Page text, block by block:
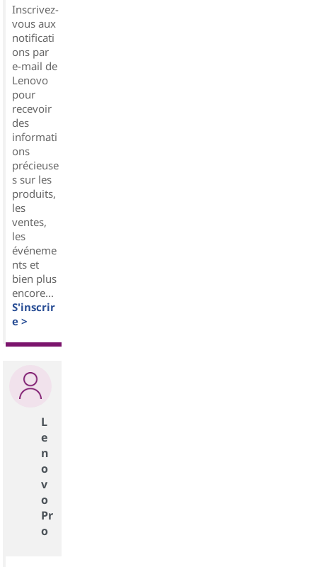
Inscrivez-
vous aux
notificati
ons par
e-mail de
Lenovo
pour
recevoir
des
informati
ons
précieuse
s sur les
produits,
les
ventes,
les
événeme
nts et
bien plus
encore...
S'inscrir
e >
L
e
n
o
v
o
Pr
o